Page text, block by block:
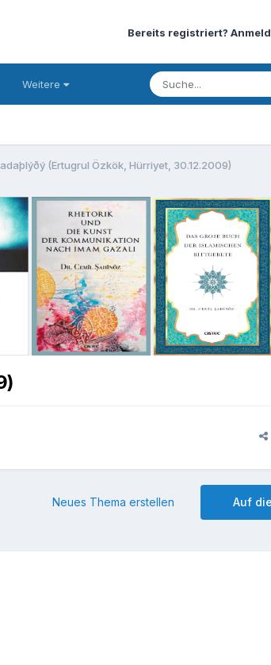
Bereits registriert?
Weitere
(Ertugrul Özkök, Hürriyet, 30.12.2009)
Auf
Neues Thema erstellen